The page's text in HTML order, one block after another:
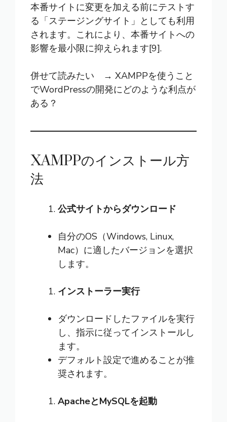
本番サイトに変更を加える前にテストす
る「ステージングサイト」としても利用
されます。これにより、本番サイトへの
影響を最小限に抑えられます[9].
併せて読みたい → XAMPPを使うこと
でWordPressの開発にどのような利点が
ある？
XAMPPのインストール方
法
公式サイトからダウンロード
自分のOS（Windows, Linux,
Mac）に適したバージョンを選択
します。
インストーラー実行
ダウンロードしたファイルを実行
し、指示に従ってインストールし
ます。
デフォルト設定で進めることが推
奨されます。
ApacheとMySQLを起動